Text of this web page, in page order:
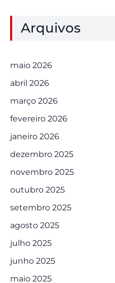
Arquivos
maio 2026
abril 2026
março 2026
fevereiro 2026
janeiro 2026
dezembro 2025
novembro 2025
outubro 2025
setembro 2025
agosto 2025
julho 2025
junho 2025
maio 2025